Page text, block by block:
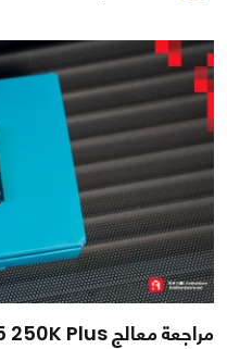
مراجعة معالج Intel Core Ultra 5 250K Plus